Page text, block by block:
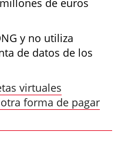
de euros
y no utiliza
de datos de los
virtuales
forma de pagar